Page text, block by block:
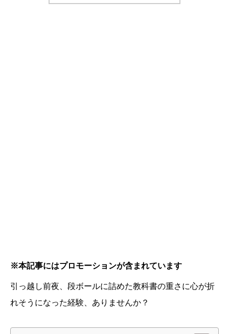
※本記事にはプロモーションが含まれています
引っ越し前夜、段ボールに詰めた教科書の重さに心が折
れそうになった経験、ありませんか？